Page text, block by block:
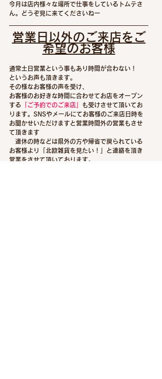
今月は店内様々な場所で仕事をしているトムテさ
ん。どうぞ見に来てくださいねー
営業日以外のご来店をご
希望のお客様
通常土日営業という事もあり時間が合わない！
というお声も頂きます。
その様なお客様の声を受け、
お客様のお好きな時間に合わせてお店をオープン
する 「ご予約でのご来店」 も受けさせて頂いてお
ります。 SNSやメールにてお客様のご来店日時を
お聞かせいただけますと営業時間外の営業もさせ
て頂きます
連休の時などは県外の方や帰省で戻られている
お客様より「北欧雑貨を見たい！」と連絡を頂き
営業をさせて頂いております。